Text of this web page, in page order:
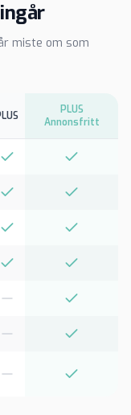
miste om som
PLUS
Annonsfritt